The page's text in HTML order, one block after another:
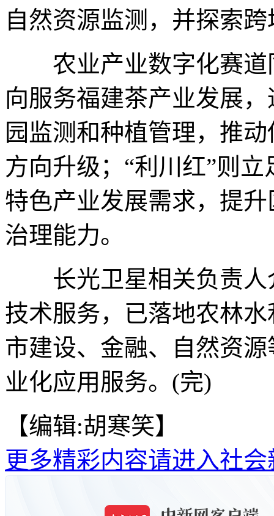
自然资源监测，并探索
农业产业数字化赛道
向服务福建茶产业发展
园监测和种植管理，推
方向升级；“利川红”则
特色产业发展需求，提
治理能力。
长光卫星相关负责人
技术服务，已落地农林
市建设、金融、自然资
业化应用服务。(完)
【编辑:胡寒笑】
更多精彩内容请进入社会